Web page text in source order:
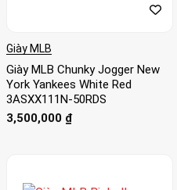
Giày MLB
Giày MLB Chunky Jogger New
York Yankees White Red
3ASXX111N-50RDS
3,500,000 ₫